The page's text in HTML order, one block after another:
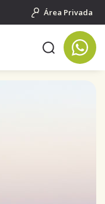
Área Privada